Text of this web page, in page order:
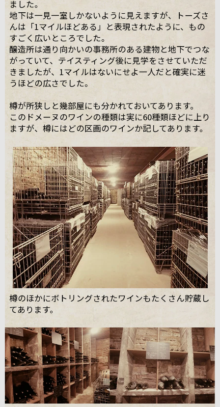
ました。
地下は一見一室しかないように見えますが、トーズさ
んは「1マイルほどある」と表現されたように、もの
すごく広いところでした。
醸造所は通り向かいの事務所のある建物と地下でつな
がっていて、テイスティング後に見学をさせていただ
きましたが、1マイルはないにせよ一人だと確実に迷
うほどの広さでした。
樽が所狭しと幾部屋にも分かれておいてあります。
このドメーヌのワインの種類は実に60種類ほどに上り
ますが、樽にはどの区画のワインか記してあります。
樽のほかにボトリングされたワインもたくさん貯蔵し
てあります。